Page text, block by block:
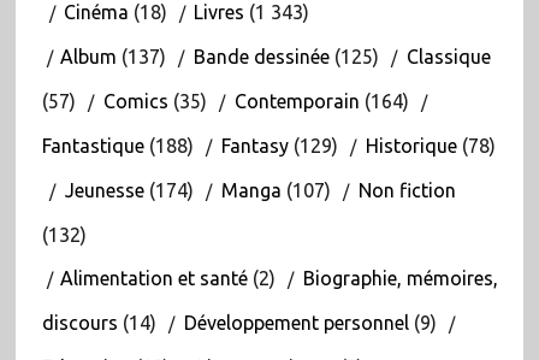
Cinéma (18) Livres (1 343)
Album (137) Bande dessinée(125) Classique
(57) Comics (35) Contemporain (164)
Fantastique(188) Fantasy(129) Historique(78)
Jeunesse(174) Manga (107) Non fiction
(132)
Alimentation et santé(2) Biographie, mémoires,
discours (14) Développement personnel(9)